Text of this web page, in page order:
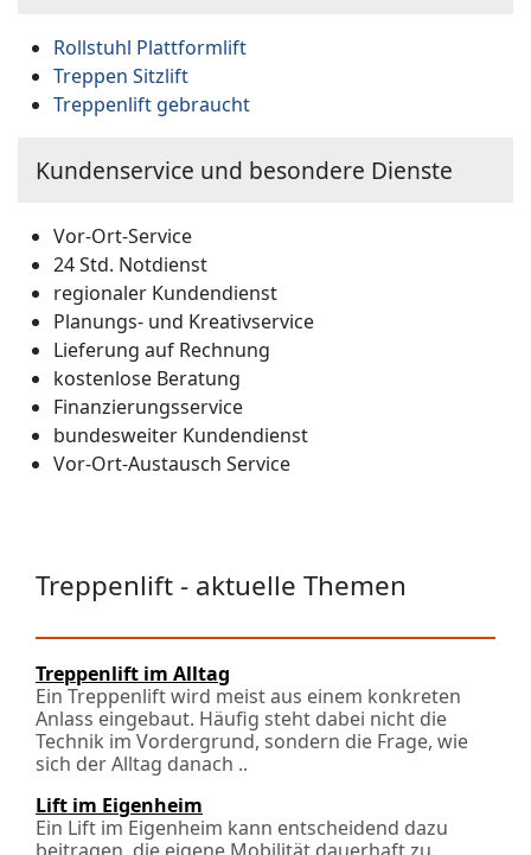
Rollstuhl Plattformlift
Treppen Sitzlift
Treppenlift gebraucht
Kundenservice und besondere Dienste
Vor-Ort-Service
24 Std. Notdienst
regionaler Kundendienst
Planungs- und Kreativservice
Lieferung auf Rechnung
kostenlose Beratung
Finanzierungsservice
bundesweiter Kundendienst
Vor-Ort-Austausch Service
Treppenlift - aktuelle Themen
Treppenlift im Alltag
Ein Treppenlift wird meist aus einem konkreten
Anlass eingebaut. Häufig steht dabei nicht die
Technik im Vordergrund, sondern die Frage, wie
sich der Alltag danach ..
Lift im Eigenheim
Ein Lift im Eigenheim kann entscheidend dazu